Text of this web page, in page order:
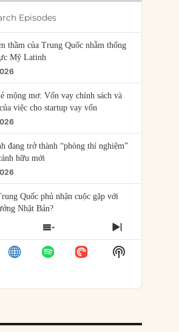
thầm của Trung Quốc nhằm thống
Mỹ Latinh
mộng mơ: Vốn vay chính sách và
việc cho startup vay vốn
đang trở thành “phòng thí nghiệm”
hữu mới
Quốc phủ nhận cuộc gặp với
Nhật Bản?
chiến lược của Trump tại Thái Bình
SHOW
EPISODES
LIST
NEXT
EPISODE
Show
Podcast